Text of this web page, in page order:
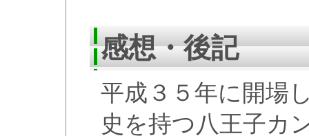
感想・後記
平成３５年に開場
史を持つ八王子カ